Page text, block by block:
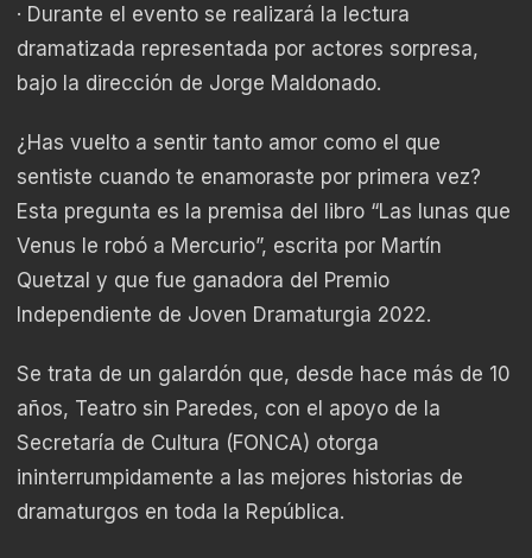
· Durante el evento se realizará la lectura
dramatizada representada por actores sorpresa,
bajo la dirección de Jorge Maldonado.
¿Has vuelto a sentir tanto amor como el que
sentiste cuando te enamoraste por primera vez?
Esta pregunta es la premisa del libro “Las lunas que
Venus le robó a Mercurio”, escrita por Martín
Quetzal y que fue ganadora del Premio
Independiente de Joven Dramaturgia 2022.
Se trata de un galardón que, desde hace más de 10
años, Teatro sin Paredes, con el apoyo de la
Secretaría de Cultura (FONCA) otorga
ininterrumpidamente a las mejores historias de
dramaturgos en toda la República.